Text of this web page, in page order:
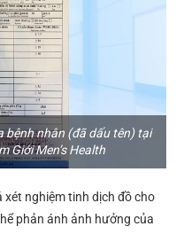
bệnh nhân (đã dấu tên) tại
Giới Men’s Health
nghiệm tinh dịch đồ cho
phản ánh ảnh hưởng của